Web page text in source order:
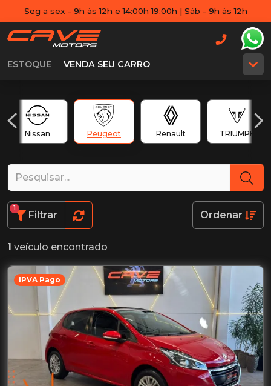
Seg a sex - 9h às 12h e 14:00h 19:00h | Sáb - 9h às 12h
ESTOQUE VENDA SEU CARRO
Nissan Peugeot Renault TRIUMPH
Filtrar
1
Ordenar
1 veículo encontrado
IPVA Pago